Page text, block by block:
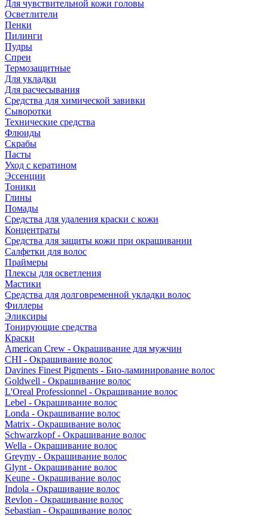
Для чувствительной кожи головы
Осветлители
Пенки
Пилинги
Пудры
Спреи
Термозащитные
Для укладки
Для расчесывания
Средства для химической завивки
Сыворотки
Технические средства
Флюиды
Скрабы
Пасты
Уход с кератином
Эссенции
Тоники
Глины
Помады
Средства для удаления краски с кожи
Концентраты
Средства для защиты кожи при окрашивании
Салфетки для волос
Праймеры
Плексы для осветления
Мастики
Средства для долговременной укладки волос
Филлеры
Эликсиры
Тонирующие средства
Краски
American Crew - Окрашивание для мужчин
CHI - Окрашивание волос
Davines Finest Pigments - Био-ламинирование волос
Goldwell - Окрашивание волос
L'Oreal Professionnel - Окрашивание волос
Lebel - Окрашивание волос
Londa - Окрашивание волос
Matrix - Окрашивание волос
Schwarzkopf - Окрашивание волос
Wella - Окрашивание волос
Greymy - Окрашивание волос
Glynt - Окрашивание волос
Keune - Окрашивание волос
Indola - Окрашивание волос
Revlon - Окрашивание волос
Sebastian - Окрашивание волос